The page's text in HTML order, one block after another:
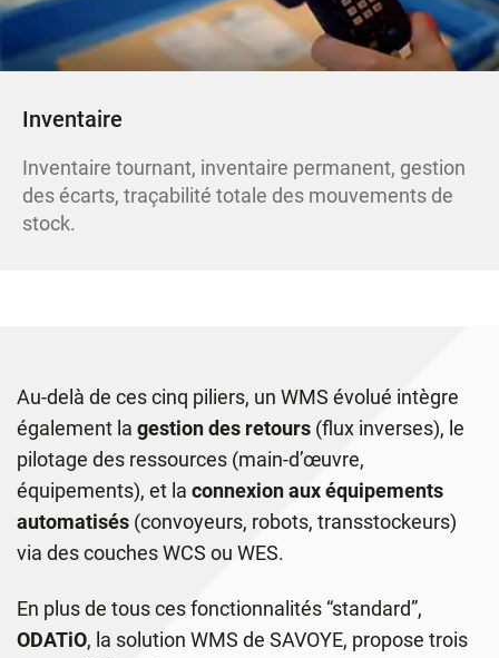
Inventaire
Inventaire tournant, inventaire permanent, gestion
des écarts, traçabilité totale des mouvements de
stock.
Au-delà de ces cinq piliers, un WMS évolué intègre
également la gestion des retours (flux inverses), le
pilotage des ressources (main-d’œuvre,
équipements), et la connexion aux équipements
automatisés (convoyeurs, robots, transstockeurs)
via des couches WCS ou WES.
En plus de tous ces fonctionnalités “standard”,
ODATiO, la solution WMS de SAVOYE, propose trois